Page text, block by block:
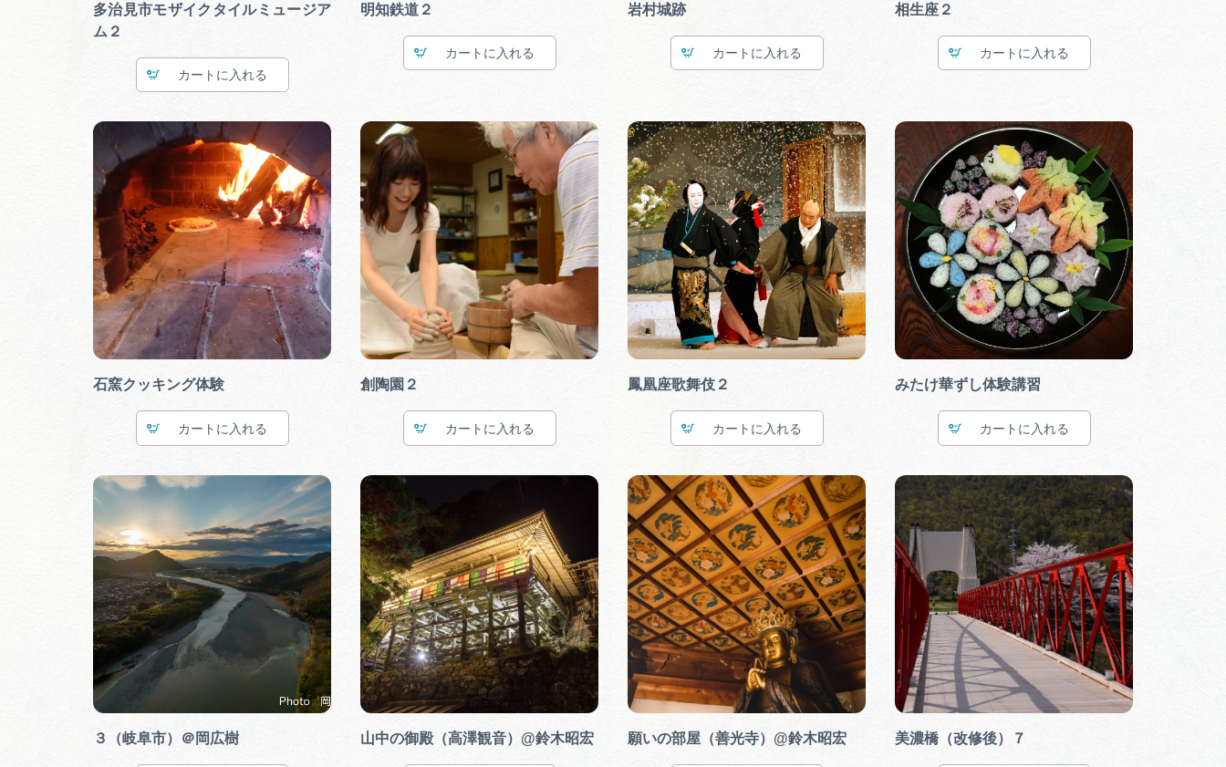
多治見市モザイクタイルミュージア
ム２
カート
明知鉄道２
カート
岩村城跡
カート
相生座２
カート
石窯クッキング体験
カート
創陶園２
カート
鳳凰座歌舞伎２
カート
みたけ華ずし体験講習
カート
３（岐阜市）＠岡広樹 山中の御殿（高澤観音）@鈴木昭宏 願いの部屋（善光寺）@鈴木昭宏 美濃橋（改修後）７